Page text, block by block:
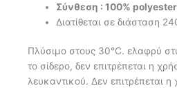
Σύνθεση : 100%
Διατίθεται σε διάσταση
Πλύσιμο στους 30°C. ελαφρύ
το σίδερο, δεν επιτρέπεται η
λευκαντικού. Δεν επιτρέπεται